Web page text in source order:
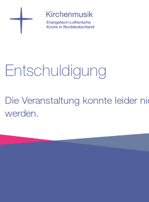
Entschuldigung
Die Veranstaltung konnte leider
werden.